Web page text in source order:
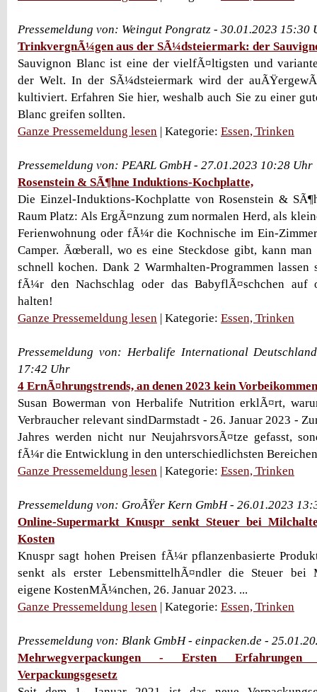
Pressemeldung von: Weingut Pongratz - 30.01.2023 15:30
TrinkvergnÃ¼gen aus der SÃ¼dsteiermark: der
Sauvignon Blanc ist eine der vielfÃ¤ltigsten und
der Welt. In der SÃ¼dsteiermark wird der
kultiviert. Erfahren Sie hier, weshalb auch Sie zu einer
Blanc greifen sollten.
Ganze Pressemeldung lesen | Kategorie: Essen, Trinken
Pressemeldung von: PEARL GmbH - 27.01.2023 10:28 Uhr
Rosenstein & SÃ¶hne Induktions-Kochplatte,
Die Einzel-Induktions-Kochplatte von Rosenstein &
Raum Platz: Als ErgÃ¤nzung zum normalen Herd, als
Ferienwohnung oder fÃ¼r die Kochnische im Ein-
Camper. Ãœberall, wo es eine Steckdose gibt, kann
schnell kochen. Dank 2 Warmhalten-Programmen lassen
fÃ¼r den Nachschlag oder das BabyflÃ¤schchen auf
halten!
Ganze Pressemeldung lesen | Kategorie: Essen, Trinken
Pressemeldung von: Herbalife International
17:42 Uhr
4 ErnÃ¤hrungstrends, an denen 2023 kein
Susan Bowerman von Herbalife Nutrition erklÃ¤rt,
Verbraucher relevant sindDarmstadt - 26. Januar 2023 -
Jahres werden nicht nur NeujahrsvorsÃ¤tze gefasst,
fÃ¼r die Entwicklung in den unterschiedlichsten Bereichen
Ganze Pressemeldung lesen | Kategorie: Essen, Trinken
Pressemeldung von: GroÃŸer Kern GmbH - 26.01.2023
Online-Supermarkt Knuspr senkt Steuer bei
Kosten
Knuspr sagt hohen Preisen fÃ¼r pflanzenbasierte
senkt als erster LebensmittelhÃ¤ndler die Steuer bei
eigene KostenMÃ¼nchen, 26. Januar 2023. ...
Ganze Pressemeldung lesen | Kategorie: Essen, Trinken
Pressemeldung von: Blank GmbH - einpacken.de -
Mehrwegverpackungen - Ersten
Verpackungsgesetz